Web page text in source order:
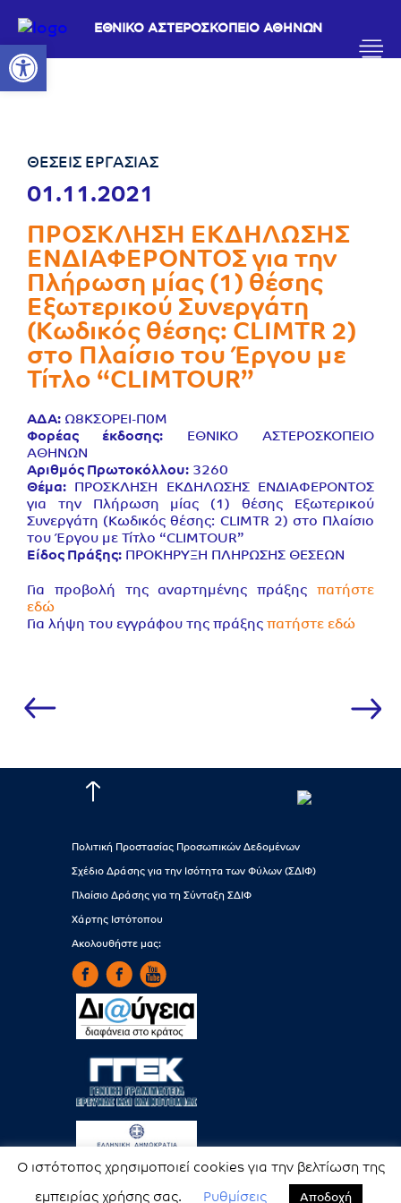
Ανοίξτε τη γραμμή εργαλείων
ΕΘΝΙΚΟ ΑΣΤΕΡΟΣΚΟΠΕΙΟ ΑΘΗΝΩΝ
ΘΕΣΕΙΣ ΕΡΓΑΣΙΑΣ
01.11.2021
ΠΡΟΣΚΛΗΣΗ ΕΚΔΗΛΩΣΗΣ
ΕΝΔΙΑΦΕΡΟΝΤΟΣ για την
Πλήρωση μίας (1) θέσης
Εξωτερικού Συνεργάτη
(Κωδικός θέσης: CLIMTR 2)
στο Πλαίσιο του Έργου με
Τίτλο “CLIMTOUR”
ΑΔΑ: Ω8ΚΣΟΡΕΙ-Π0Μ
Φορέας έκδοσης: ΕΘΝΙΚΟ ΑΣΤΕΡΟΣΚΟΠΕΙΟ
ΑΘΗΝΩΝ
Αριθμός Πρωτοκόλλου: 3260
Θέμα: ΠΡΟΣΚΛΗΣΗ ΕΚΔΗΛΩΣΗΣ ΕΝΔΙΑΦΕΡΟΝΤΟΣ
για την Πλήρωση μίας (1) θέσης Εξωτερικού
Συνεργάτη (Κωδικός θέσης: CLIMTR 2) στο Πλαίσιο
του Έργου με Τίτλο “CLIMTOUR”
Είδος Πράξης: ΠΡΟΚΗΡΥΞΗ ΠΛΗΡΩΣΗΣ ΘΕΣΕΩΝ
Για προβολή της αναρτημένης πράξης πατήστε
εδώ
Για λήψη του εγγράφου της πράξης πατήστε εδώ
Πολιτική Προστασίας Προσωπικών Δεδομένων
Σχέδιο Δράσης για την Ισότητα των Φύλων (ΣΔΙΦ)
Πλαίσιο Δράσης για τη Σύνταξη ΣΔΙΦ
Χάρτης Ιστότοπου
Ακολουθήστε μας:
Ο ιστότοπος χρησιμοποιεί cookies για την βελτίωση της
εμπειρίας χρήσης σας. Ρυθμίσεις Αποδοχή